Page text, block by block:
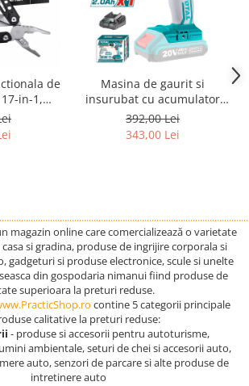
de
in-1,
Multi-tool
Masina de gaurit si
insurubat cu acumulator
TOTAL - 20V, 2Ah,
392,00 Lei
343,00 Lei
magazin online care comercializează o varietate
si gradina, produse de ingrijire corporala si
gadgeturi si produse electronice, scule si unelte
din gospodaria nimanui fiind produse de
superioara la preturi reduse.
contine 5 categorii principale
calitative la preturi reduse:
- produse si accesorii pentru autoturisme,
ambientale, seturi de chei si accesorii auto,
auto, senzori de parcare si alte produse de
intretinere auto